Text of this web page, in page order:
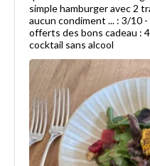
simple hamburger avec 2
aucun condiment ... : 3/10
offerts des bons cadeau :
cocktail sans alcool